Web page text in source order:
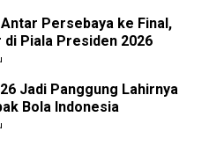
Persebaya ke Final,
Piala Presiden 2026
Jadi Panggung Lahirnya
Bola Indonesia